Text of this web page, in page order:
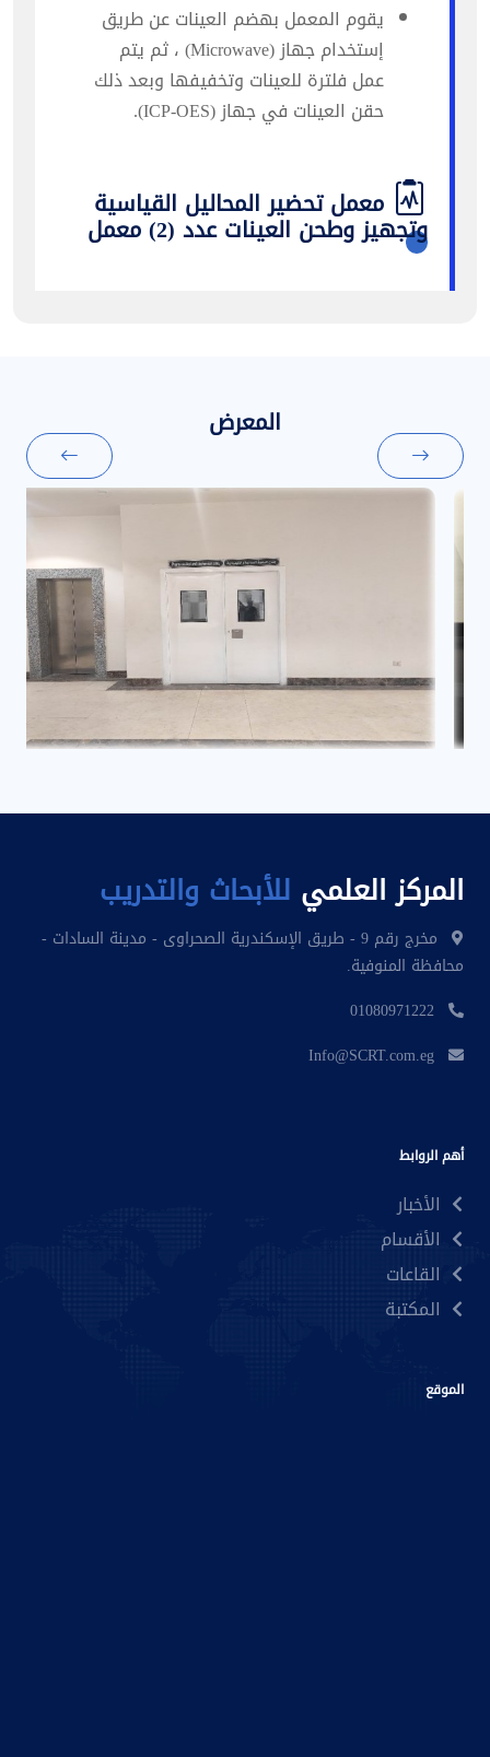
يقوم المعمل بهضم العينات عن طريق
إستخدام جهاز (Microwave) ، ثم يتم
عمل فلترة للعينات وتخفيفها وبعد ذلك
حقن العينات في جهاز (ICP-OES).
معمل تحضير المحاليل القياسية
وتجهيز وطحن العينات عدد (2) معمل
المعرض
المركز العلمي للأبحاث والتدريب
مخرج رقم 9 - طريق الإسكندرية الصحراوى - مدينة السادات -
محافظة المنوفية.
01080971222
Info@SCRT.com.eg
أهم الروابط
الأخبار
الأقسام
القاعات
المكتبة
الموقع